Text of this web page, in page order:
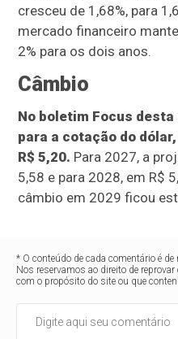
cresceu de 1,68%, para
mercado financeiro
2% para os dois anos.
Câmbio
No boletim Focus
para a cotação do
R$ 5,20. Para 2027, a
5,58 e para 2028, em R$
câmbio em 2029 ficou
* O conteúdo de cada comentário é
Nos reservamos ao direito de
com o propósito do site ou que